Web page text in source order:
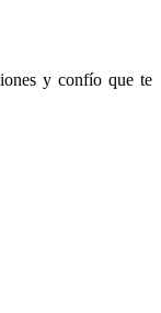
y confío que te